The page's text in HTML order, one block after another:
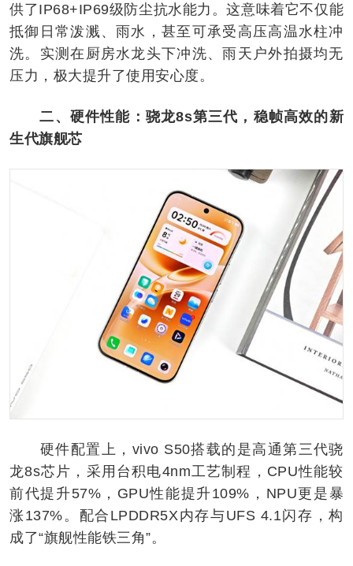
供了IP68+IP69级防尘抗水能力。这意味着它不仅能
抵御日常泼溅、雨水，甚至可承受高压高温水柱冲
洗。实测在厨房水龙头下冲洗、雨天户外拍摄均无
压力，极大提升了使用安心度。
二、硬件性能：骁龙8s第三代，稳帧高效的新
生代旗舰芯
硬件配置上，vivo S50搭载的是高通第三代骁
龙8s芯片，采用台积电4nm工艺制程，CPU性能较
前代提升57%，GPU性能提升109%，NPU更是暴
涨137%。配合LPDDR5X内存与UFS 4.1闪存，构
成了“旗舰性能铁三角”。